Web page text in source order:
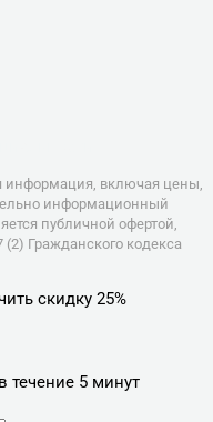
информация, включая цены,
информационный
публичной офертой,
Гражданского кодекса
скидку 25%
течение 5 минут